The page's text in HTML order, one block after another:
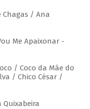
Chagas / Ana
Me Apaixonar -
/ Coco da Mãe do
/ Chico César /
Quixabeira